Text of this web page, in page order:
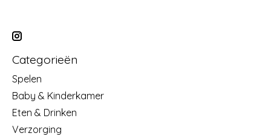
Categorieën
Spelen
Baby & Kinderkamer
Eten & Drinken
Verzorging